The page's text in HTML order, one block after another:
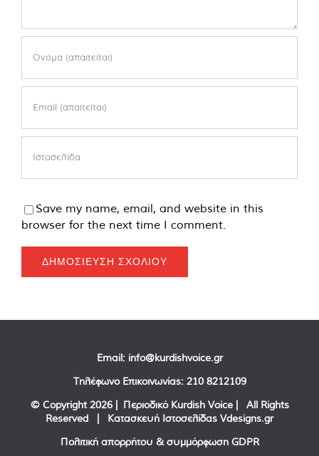
Save my name, email, and website in this
browser for the next time I comment.
Email: info@kurdishvoice.gr
Τηλέφωνο Επικοινωνίας: 210 8212109
© Copyright 2026 | Περιοδικό Kurdish Voice | All Rights
Reserved | Κατασκευή Ιστοσελίδας Vdesigns.gr
Πολιτική απορρήτου & συμμόρφωση GDPR